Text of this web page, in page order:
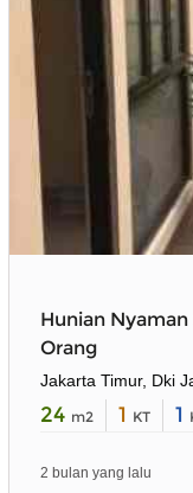
Hunian
Orang
Jakarta Timur, Dki
24 m2 1 KT 1
2 bulan yang lalu